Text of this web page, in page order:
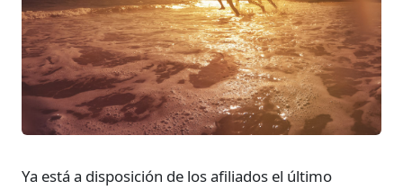
Ya está a disposición de los afiliados el último